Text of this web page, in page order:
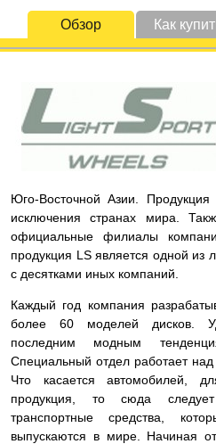
Обзор Как
Юго-Восточной Азии.
исключения странах мира.
официальные филиалы
продукция LS является одной из
с десятками иных компаний.
Каждый год компания
более 60 моделей дисков.
последним модным
Специальный отдел работает
Что касается автомобилей,
продукция, то сюда
транспортные средства,
выпускаются в мире. Начиная